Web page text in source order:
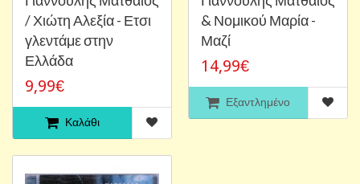
/ Χιώτη Αλεξία - Ετσι
γλεντάμε στην
Ελλάδα
9,99€
Καλάθι
& Νομικού Μαρία -
Μαζί
14,99€
Εξαντλημένο